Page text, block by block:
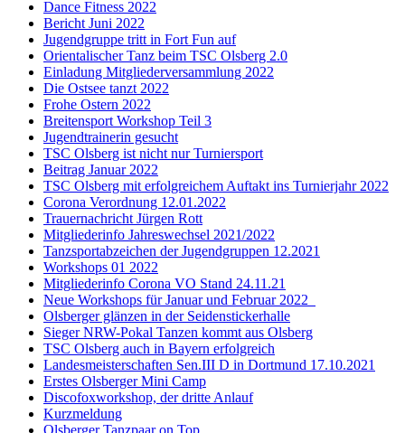
Dance Fitness 2022
Bericht Juni 2022
Jugendgruppe tritt in Fort Fun auf
Orientalischer Tanz beim TSC Olsberg 2.0
Einladung Mitgliederversammlung 2022
Die Ostsee tanzt 2022
Frohe Ostern 2022
Breitensport Workshop Teil 3
Jugendtrainerin gesucht
TSC Olsberg ist nicht nur Turniersport
Beitrag Januar 2022
TSC Olsberg mit erfolgreichem Auftakt ins Turnierjahr 2022
Corona Verordnung 12.01.2022
Trauernachricht Jürgen Rott
Mitgliederinfo Jahreswechsel 2021/2022
Tanzsportabzeichen der Jugendgruppen 12.2021
Workshops 01 2022
Mitgliederinfo Corona VO Stand 24.11.21
Neue Workshops für Januar und Februar 2022
Olsberger glänzen in der Seidenstickerhalle
Sieger NRW-Pokal Tanzen kommt aus Olsberg
TSC Olsberg auch in Bayern erfolgreich
Landesmeisterschaften Sen.III D in Dortmund 17.10.2021
Erstes Olsberger Mini Camp
Discofoxworkshop, der dritte Anlauf
Kurzmeldung
Olsberger Tanzpaar on Top